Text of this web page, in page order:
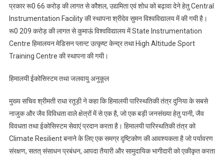
प्रकार रू0 66 करोड़ की लागत से कौशल, उद्यमिता एवं शोध को बढ़ावा देने हेतु Central
Instrumentation Facility की स्थापना श्रीदेव सुमन विश्वविद्यालय में की गयी है।
रू0 209 करोड़ की लागत से कुमाऊं विश्वविद्यालय में State Instrumentation
Centre हिमालयन मेडिसन प्लान्ट उत्कृष्ट केन्द्र तथा High Altitude Sport
Training Centre की स्थापना की गयी।
हिमालयी ईकोसिस्टम तथा जलवायु अनुकूल
मुख्य सचिव श्रीमती राधा रतूड़ी ने कहा कि हिमालयी पारिस्थतिकी तंत्र दुनिया के सबसे
नाजुक और जैव विविधता वाले क्षेत्रों में से एक है, जो एक बड़ी जनसंख्या हेतु पानी, जैव
विवधता तथा ईकोसिस्टम सेवाएं प्रदान करता है। हिमालयी पारिस्थतिकी तंत्र को
Climate Resilient बनाने के लिए एक समग्र दृष्टिकोण की आवश्यकता है जो पर्यावरण
संरक्षण, सतत् संसाधन प्रबंधन, आपदा तैयारी और सामुदायिक भागीदारी को एकीकृत करता